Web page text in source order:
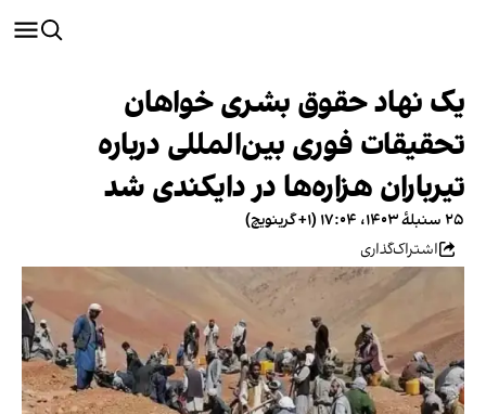
یک نهاد حقوق بشری خواهان
تحقیقات فوری بین‌المللی درباره
تیرباران هزاره‌ها در دایکندی شد
۲۵ سنبلهٔ ۱۴۰۳، ۱۷:۰۴ (‎+۱ گرینویچ)
اشتراک‌گذاری